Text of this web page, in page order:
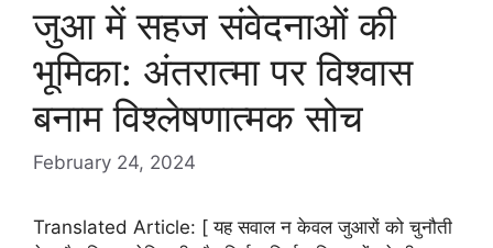
जुआ में सहज संवेदनाओं की
भूमिका: अंतरात्मा पर विश्वास
बनाम विश्लेषणात्मक सोच
February 24, 2024
Translated Article: [ यह सवाल न केवल जुआरों को चुनौती